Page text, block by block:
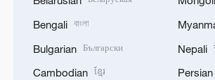
Bengali বাংলা
Bulgarian Български
Cambodian ខ្មែរ
Nepali
Persian